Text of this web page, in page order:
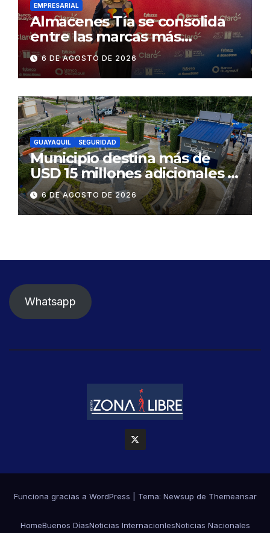
EMPRESARIAL
Almacenes Tía se consolida
entre las marcas más
influyentes del Ecuador
6 DE AGOSTO DE 2026
GUAYAQUIL SEGURIDAD
Municipio destina más de
USD 15 millones adicionales a
SEGURA EP para fortalecer la
seguridad ciudadana
6 DE AGOSTO DE 2026
Whatsapp
Funciona gracias a WordPress Tema: Newsup de Themeansar
HomeBuenos DíasNoticias InternacionlesNoticias Nacionales